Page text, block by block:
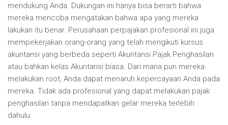
mendukung Anda. Dukungan ini hanya bisa berarti bahwa
mereka mencoba mengatakan bahwa apa yang mereka
lakukan itu benar. Perusahaan perpajakan profesional ini juga
mempekerjakan orang-orang yang telah mengikuti kursus
akuntansi yang berbeda seperti Akuntansi Pajak Penghasilan
atau bahkan kelas Akuntansi biasa. Dari mana pun mereka
melakukan root, Anda dapat menaruh kepercayaan Anda pada
mereka. Tidak ada profesional yang dapat melakukan pajak
penghasilan tanpa mendapatkan gelar mereka terlebih
dahulu.